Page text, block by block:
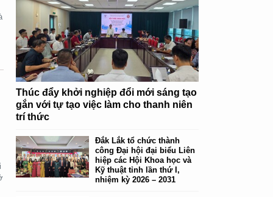
Thúc đẩy khởi nghiệp đổi mới sáng tạo
gắn với tự tạo việc làm cho thanh niên
trí thức
Đắk Lắk tổ chức thành
công Đại hội đại biểu Liên
hiệp các Hội Khoa học và
Kỹ thuật tỉnh lần thứ I,
nhiệm kỳ 2026 – 2031